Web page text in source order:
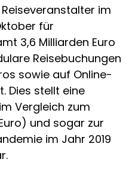
im
für
3,6 Milliarden Euro
Reisebuchungen
sowie auf Online-
Dies stellt eine
Vergleich zum
und sogar zur
im Jahr 2019